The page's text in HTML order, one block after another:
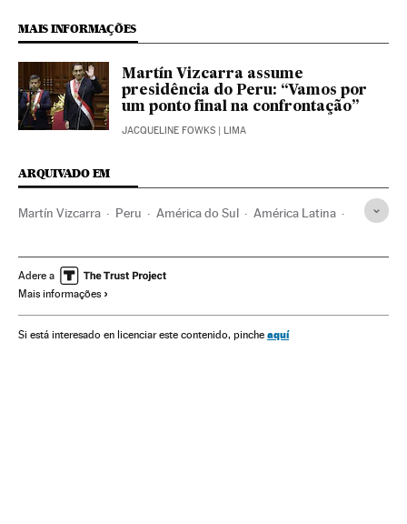
MAIS INFORMAÇÕES
Martín Vizcarra assume
presidência do Peru: “Vamos por
um ponto final na confrontação”
JACQUELINE FOWKS | LIMA
ARQUIVADO EM
Martín Vizcarra Peru América do Sul América Latina
Adere a
Mais informações
Si está interesado en licenciar este contenido, pinche aquí